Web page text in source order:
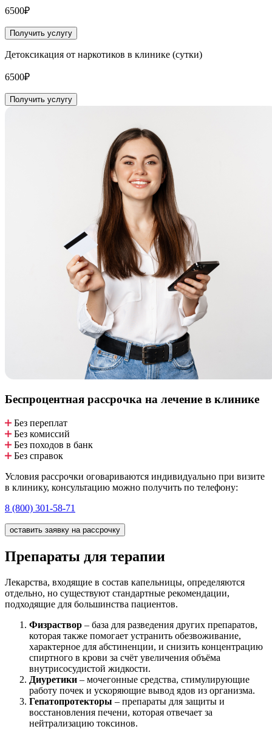
6500₽
Получить услугу
Детоксикация от наркотиков в клинике (сутки)
6500₽
Получить услугу
Беспроцентная рассрочка на лечение в клинике
Без переплат
Без комиссий
Без походов в банк
Без справок
Условия рассрочки оговариваются индивидуально при визите
в клинику, консультацию можно получить по телефону:
8 (800) 301-58-71
оставить заявку на рассрочку
Препараты для терапии
Лекарства, входящие в состав капельницы, определяются
отдельно, но существуют стандартные рекомендации,
подходящие для большинства пациентов.
Физраствор – база для разведения других препаратов,
которая также помогает устранить обезвоживание,
характерное для абстиненции, и снизить концентрацию
спиртного в крови за счёт увеличения объёма
внутрисосудистой жидкости.
Диуретики – мочегонные средства, стимулирующие
работу почек и ускоряющие вывод ядов из организма.
Гепатопротекторы – препараты для защиты и
восстановления печени, которая отвечает за
нейтрализацию токсинов.